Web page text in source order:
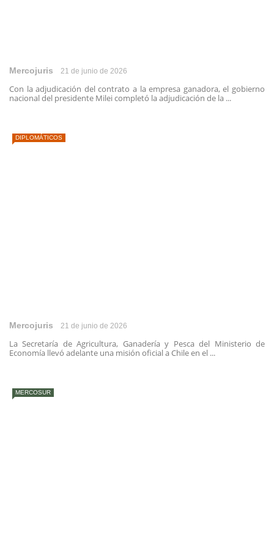
Mercojuris 21 de junio de 2026
Con la adjudicación del contrato a la empresa ganadora, el gobierno
nacional del presidente Milei completó la adjudicación de la ...
DIPLOMÁTICOS
Mercojuris 21 de junio de 2026
La Secretaría de Agricultura, Ganadería y Pesca del Ministerio de
Economía llevó adelante una misión oficial a Chile en el ...
MERCOSUR